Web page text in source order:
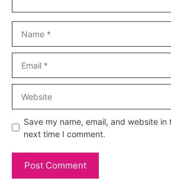
Save my name, email, and website
next time I comment.